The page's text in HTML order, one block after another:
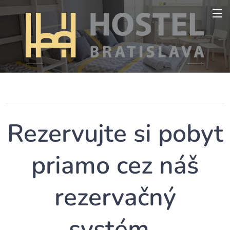
Rezervujte si pobyt
priamo cez náš
rezervačný